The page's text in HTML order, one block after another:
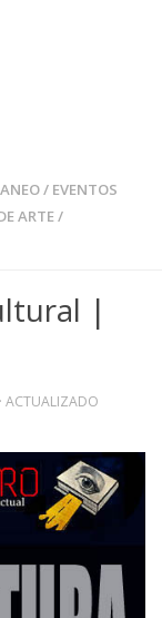
/ EVENTOS
ARTE/
|
· ACTUALIZADO